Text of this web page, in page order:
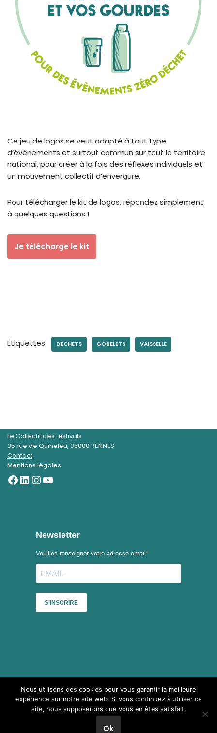
Ce jeu de logos se veut adapté à tout type
d’évènements et surtout commun sur tout le territoire
national, pour créer à la fois des réflexes individuels et
un mouvement collectif d’envergure.
Pour télécharger le kit de logos, répondez simplement
à quelques questions !
Je télécharge le kit
Étiquettes: DÉCHETS GOBELETS VAISSELLE
Le Collectif des festivals
35 rue de Quineleu, 35000 RENNES
Contact
Mentions légales
Sauf mention contraire, le contenu du site du Collectif des
festivals est mis à disposition selon les termes de la Licence
Creative Commons Attribution - Pas d’Utilisation Commerciale -
Partage dans les Mêmes Conditions 4.0 International
Nous utilisons des cookies pour vous garantir la meilleure
expérience sur notre site web. Si vous continuez à utiliser ce
site, nous supposerons que vous en êtes satisfait.
Ok